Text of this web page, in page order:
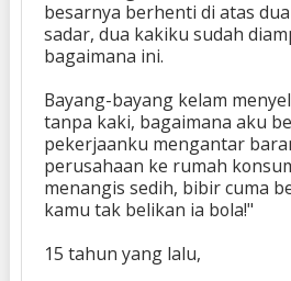
besarnya berhenti di atas
sadar, dua kakiku sudah
bagaimana ini.
Bayang-bayang kelam
tanpa kaki, bagaimana aku
pekerjaanku mengantar
perusahaan ke rumah
menangis sedih, bibir cuma
kamu tak belikan ia bola!"
15 tahun yang lalu,